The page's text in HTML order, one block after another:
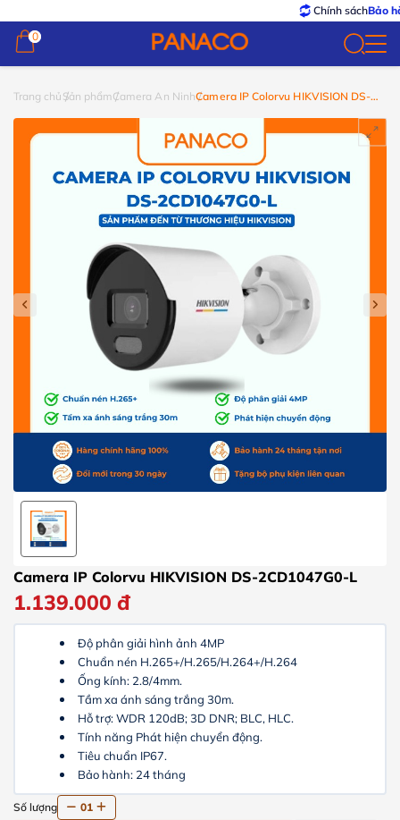
Chính sáchBảo hành –
0
0
Trang chủ Sản phẩmCamera An NinhCamera IP Colorvu HIKVISION DS-
Camera IP Colorvu HIKVISION DS-2CD1047G0-L
1.139.000 đ
Độ phân giải hình ảnh 4MP
Chuẩn nén H.265+/H.265/H.264+/H.264
Ống kính: 2.8/4mm.
Tầm xa ánh sáng trắng 30m.
Hỗ trợ: WDR 120dB; 3D DNR; BLC, HLC.
Tính năng Phát hiện chuyển động.
Tiêu chuẩn IP67.
Bảo hành: 24 tháng
Số lượng 01